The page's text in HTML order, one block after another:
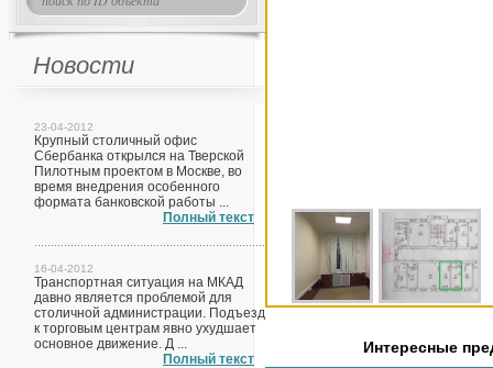
Новости
23-04-2012
Крупный столичный офис
Сбербанка открылся на Тверской
Пилотным проектом в Москве, во
время внедрения особенного
формата банковской работы ...
Полный текст
16-04-2012
Транспортная ситуация на МКАД
давно является проблемой для
столичной администрации. Подъезд
к торговым центрам явно ухудшает
основное движение. Д ...
Полный текст
Интересные